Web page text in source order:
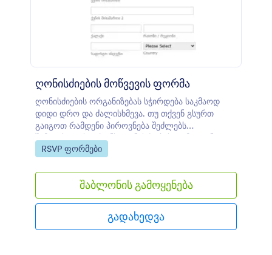
ღონისძიების მოწვევის ფორმა
ღონისძიების ორგანიზებას სჭირდება საკმაოდ
დიდი დრო და ძალისხმევა. თუ თქვენ გსურთ
გაიგოთ რამდენი პიროვნება შეძლებს
შემოურთდეს თქვენს ღონისძიებას, გამოიყენეთ
მოცემული ფორმა და ზუსტად გაიგეთ იმ
დაესწროს თქვენს ღონისძიებას. ფორმის
შაბლონი არის საკმაოდ მარტივი და მოქნილი,
რაც საშუალებას გაძლევთ შეუფერხებლად
მიიღოთ რესპოდენტთა გამოხმაურებები და
უკეთესად მართოთ თქვენი ჩანაწერები.
Go to Category:
RSVP ფორმები
შაბლონის გამოყენება
გადახედვა